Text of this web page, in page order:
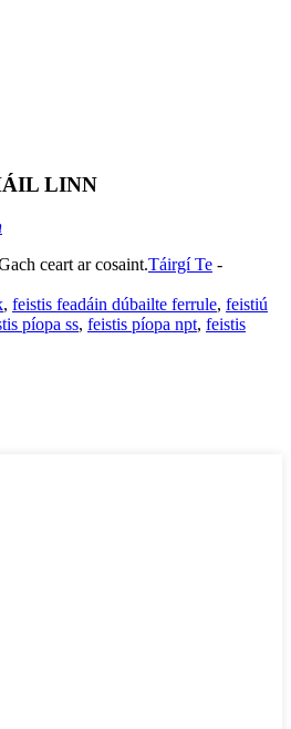
LINN
ceart ar cosaint.Táirgí Te -
, feistis feadáin dúbailte ferrule, feistiú
píopa ss, feistis píopa npt, feistis